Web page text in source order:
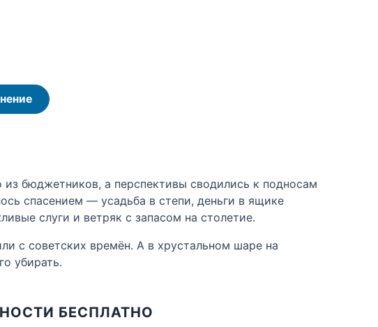
бюджетников, а перспективы сводились к подносам
спасением — усадьба в степи, деньги в ящике
слуги и ветряк с запасом на столетие.
с советских времён. А в хрустальном шаре на
убирать.
БЕСПЛАТНО